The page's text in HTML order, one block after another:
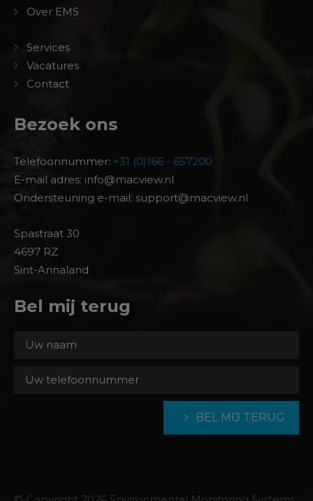
Over EMS
Services
Vacatures
Contact
Bezoek ons
Telefoonnummer: +31 (0)166 - 657200
E-mail adres: info@macview.nl
Ondersteuning e-mail: support@macview.nl
Spastraat 30
4697 RZ
Sint-Annaland
Bel mij terug
BEL MIJ TERUG